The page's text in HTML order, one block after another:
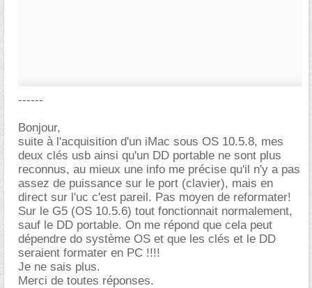
------
Bonjour,
suite à l'acquisition d'un iMac sous OS 10.5.8, mes
deux clés usb ainsi qu'un DD portable ne sont plus
reconnus, au mieux une info me précise qu'il n'y a pas
assez de puissance sur le port (clavier), mais en
direct sur l'uc c'est pareil. Pas moyen de reformater!
Sur le G5 (OS 10.5.6) tout fonctionnait normalement,
sauf le DD portable. On me répond que cela peut
dépendre do système OS et que les clés et le DD
seraient formater en PC !!!!
Je ne sais plus.
Merci de toutes réponses.